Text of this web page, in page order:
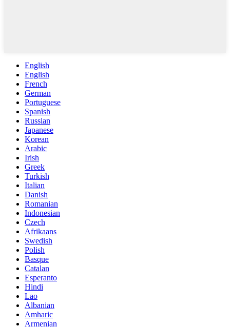
English
English
French
German
Portuguese
Spanish
Russian
Japanese
Korean
Arabic
Irish
Greek
Turkish
Italian
Danish
Romanian
Indonesian
Czech
Afrikaans
Swedish
Polish
Basque
Catalan
Esperanto
Hindi
Lao
Albanian
Amharic
Armenian